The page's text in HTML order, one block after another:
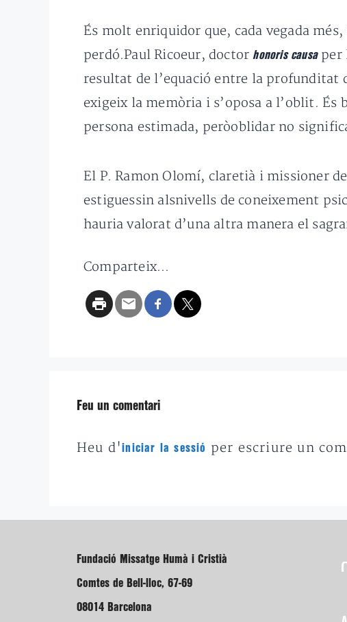
És molt enriquidor que, cada vegada
perdó.Paul Ricoeur, doctorhonoris causaper
resultat de l’equació entre la profunditat
exigeix la memòria i s’oposa a l’oblit.
persona estimada, peròoblidar no
El P. Ramon Olomí, claretià i missioner
estiguessin alsnivells de coneixement
hauria valorat d’una altra manera el
Comparteix...
Feu un comentari
Heu d'iniciar la sessió per escriure un
Fundació Missatge Humà i Cristià
Comtes de Bell-lloc, 67-69
08014 Barcelona